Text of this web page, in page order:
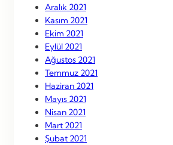
Aralık 2021
Kasım 2021
Ekim 2021
Eylül 2021
Ağustos 2021
Temmuz 2021
Haziran 2021
Mayıs 2021
Nisan 2021
Mart 2021
Şubat 2021